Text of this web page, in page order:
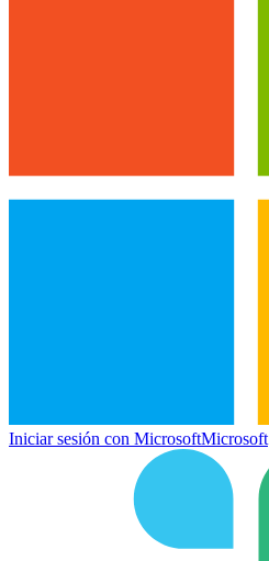
Iniciar sesión con MicrosoftMicrosoft